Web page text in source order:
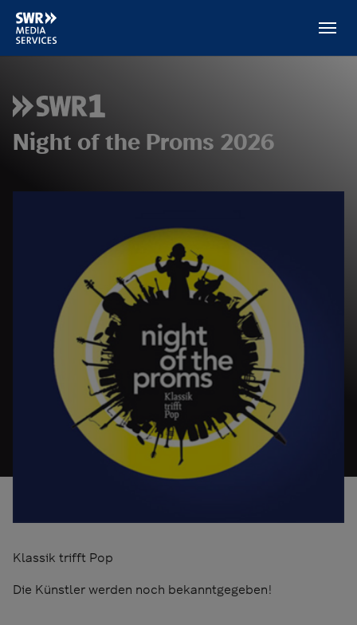
Skip to main content
Night of the Proms 2026
Klassik trifft Pop
Die Künstler werden noch bekanntgegeben!